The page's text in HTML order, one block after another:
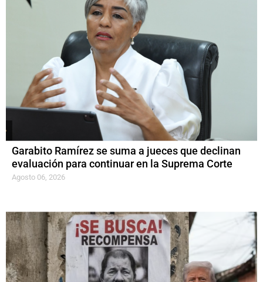
Garabito Ramírez se suma a jueces que declinan
evaluación para continuar en la Suprema Corte
Agosto 06, 2026